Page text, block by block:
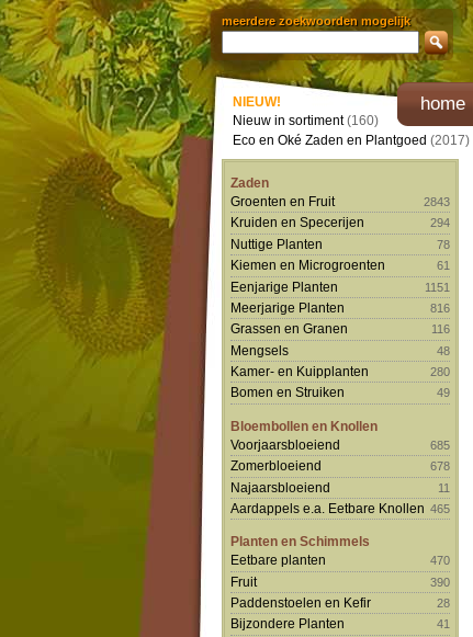
meerdere zoekwoorden mogelijk
home
NIEUW!
Nieuw in sortiment(160)
Eco en Oké Zaden en Plantgoed (2017)
Zaden
Groenten en Fruit
2843
Kruiden en Specerijen 294
Nuttige Planten 78
Kiemen en Microgroenten 61
Eenjarige Planten 1151
Meerjarige Planten 816
Grassen en Granen 116
Mengsels 48
Kamer- en Kuipplanten 280
Bomen en Struiken 49
Bloembollen en Knollen
Voorjaarsbloeiend
685
Zomerbloeiend 678
Najaarsbloeiend 11
Aardappels e.a. Eetbare Knollen 465
Planten en Schimmels
Eetbare planten
470
Fruit 390
Paddenstoelen en Kefir 28
Bijzondere Planten 41